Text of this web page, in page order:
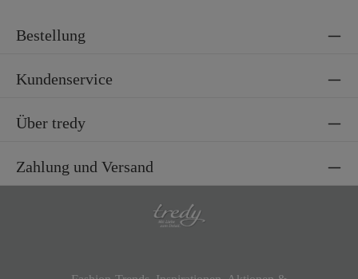
Bestellung
Kundenservice
Über tredy
Zahlung und Versand